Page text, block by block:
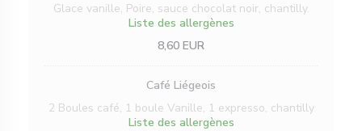
Glace vanille, Poire, sauce chocolat noir, chantilly.
Liste des allergènes
8,60 EUR
Café Liégeois
2 Boules café, 1 boule Vanille, 1 expresso, chantilly
Liste des allergènes